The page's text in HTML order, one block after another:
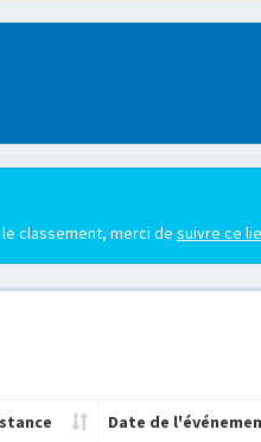
classement, merci de suivre ce
Date de